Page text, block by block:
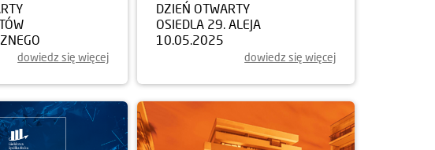
dowiedz się więcej
DZIEŃ OTWARTY
OSIEDLA 29. ALEJA
10.05.2025
dowiedz się więcej